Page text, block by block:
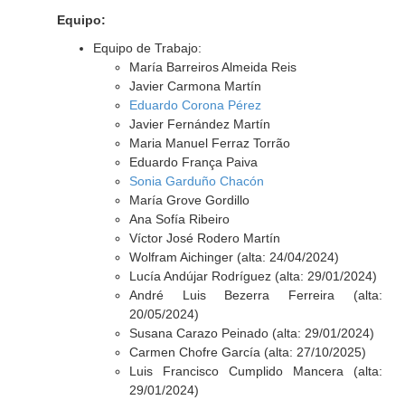
Equipo:
Equipo de Trabajo:
María Barreiros Almeida Reis
Javier Carmona Martín
Eduardo Corona Pérez
Javier Fernández Martín
Maria Manuel Ferraz Torrão
Eduardo França Paiva
Sonia Garduño Chacón
María Grove Gordillo
Ana Sofía Ribeiro
Víctor José Rodero Martín
Wolfram Aichinger (alta: 24/04/2024)
Lucía Andújar Rodríguez (alta: 29/01/2024)
André Luis Bezerra Ferreira (alta:
20/05/2024)
Susana Carazo Peinado (alta: 29/01/2024)
Carmen Chofre García (alta: 27/10/2025)
Luis Francisco Cumplido Mancera (alta:
29/01/2024)